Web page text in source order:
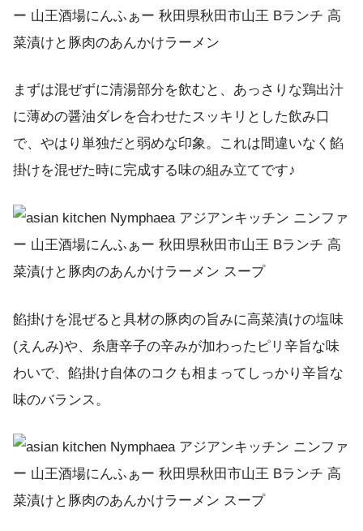
まずは混ぜずに清湯部分を飲むと、あっさりな鶏出汁
に薄めの醤油ダレを合わせたスッキリとした飲み口
で、やはり単独だと弱めな印象。これは間違いなく餡
掛けを混ぜた時に完成する味の組み立てです♪
餡掛けを混ぜると具材の豚肉の旨みに高菜漬けの塩味
(えんみ)や、糸唐辛子の辛みが加わったピリ辛旨な味
わいで、餡掛け自体のコクも相まってしっかり辛旨な
味のバランス。